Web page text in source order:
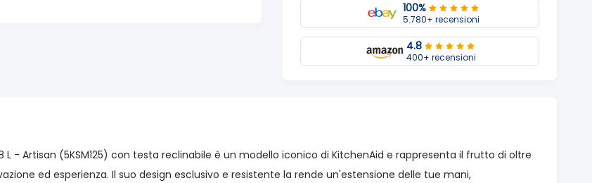
100%
5.780+ recensioni
4.8
400+ recensioni
L - Artisan (5KSM125) con testa reclinabile è un modello iconico di KitchenAid e rappresenta il frutto di oltre
ed esperienza. Il suo design esclusivo e resistente la rende un'estensione delle tue mani,